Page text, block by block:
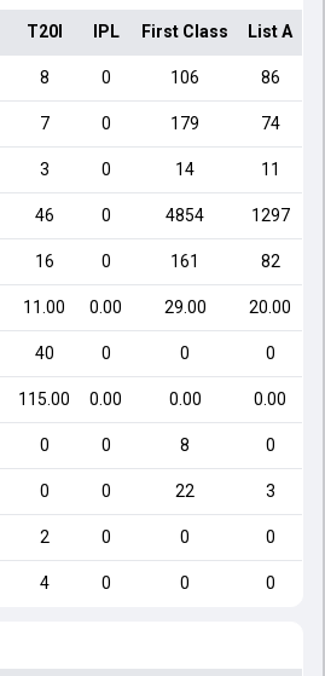
T20I IPL First Class List A
8 0 106 86
7 0 179 74
3 0 14 11
46 0 4854 1297
16 0 161 82
11.00 0.00 29.00 20.00
40 0 0 0
115.00 0.00 0.00 0.00
0 0 8 0
0 0 22 3
2 0 0 0
4 0 0 0